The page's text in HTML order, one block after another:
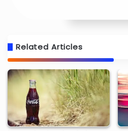
Related Articles